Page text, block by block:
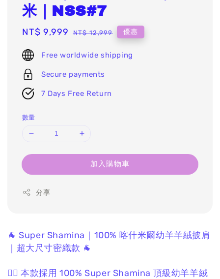
米｜NSS#7
Sale
NT$ 9,999 Regular
NT$ 12,999 優惠
Free worldwide shipping
Secure payments
7 Days Free Return
數量
加入購物車
分享
🐐 Super Shamina｜100% 喀什米爾幼羊羊絨披肩
｜超大尺寸密織款 🐐
❤️‍🔥 本款採用 100% Super Shamina 頂級幼羊羊絨